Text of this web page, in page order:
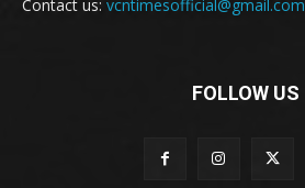
Contact us: vcntimesofficial@gmail.com
FOLLOW US